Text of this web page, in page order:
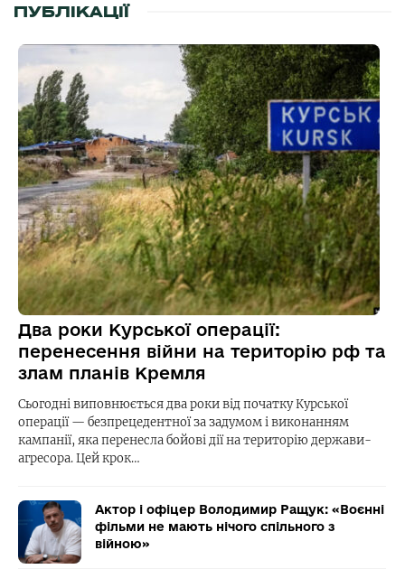
ПУБЛІКАЦІЇ
Два роки Курської операції:
перенесення війни на територію рф та
злам планів Кремля
Сьогодні виповнюється два роки від початку Курської
операції — безпрецедентної за задумом і виконанням
кампанії, яка перенесла бойові дії на територію держави-
агресора. Цей крок…
Актор і офіцер Володимир Ращук: «Воєнні
фільми не мають нічого спільного з
війною»